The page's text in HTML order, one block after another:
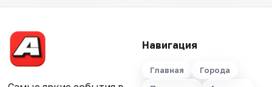
Навигация
Главная
Города